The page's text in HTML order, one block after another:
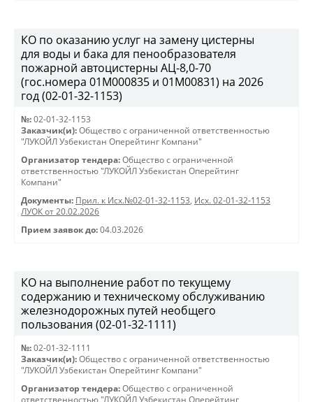
КО по оказанию услуг на замену цистерны
для воды и бака для пенообразователя
пожарной автоцистерны АЦ-8,0-70
(гос.номера 01М000835 и 01М00831) на 2026
год (02-01-32-1153)
№: 02-01-32-1153
Заказчик(и): Общество с ограниченной ответственностью
"ЛУКОЙЛ Узбекистан Оперейтинг Компани"
Организатор тендера: Общество с ограниченной
ответственностью "ЛУКОЙЛ Узбекистан Оперейтинг
Компани"
Документы: Прил. к Исх.№02-01-32-1153, Исх. 02-01-32-1153
ЛУОК от 20.02.2026
Прием заявок до: 04.03.2026
КО на выполнение работ по текущему
содержанию и техническому обслуживанию
железнодорожных путей необщего
пользования (02-01-32-1111)
№: 02-01-32-1111
Заказчик(и): Общество с ограниченной ответственностью
"ЛУКОЙЛ Узбекистан Оперейтинг Компани"
Организатор тендера: Общество с ограниченной
ответственностью "ЛУКОЙЛ Узбекистан Оперейтинг